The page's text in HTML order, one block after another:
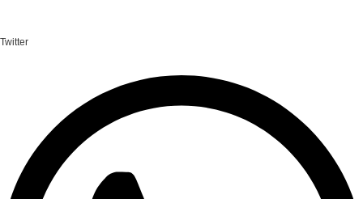
Twitter